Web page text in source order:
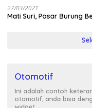
27/03/2021
Mati Suri, Pasar Burung
Otomotif
Ini adalah contoh
otomotif, anda bisa
widget.